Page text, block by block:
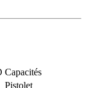
Capacités
Pistolet